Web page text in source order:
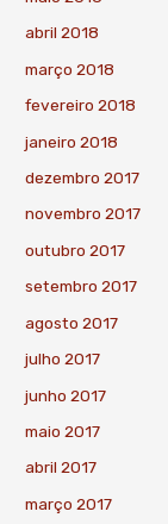
abril 2018
março 2018
fevereiro 2018
janeiro 2018
dezembro 2017
novembro 2017
outubro 2017
setembro 2017
agosto 2017
julho 2017
junho 2017
maio 2017
abril 2017
março 2017